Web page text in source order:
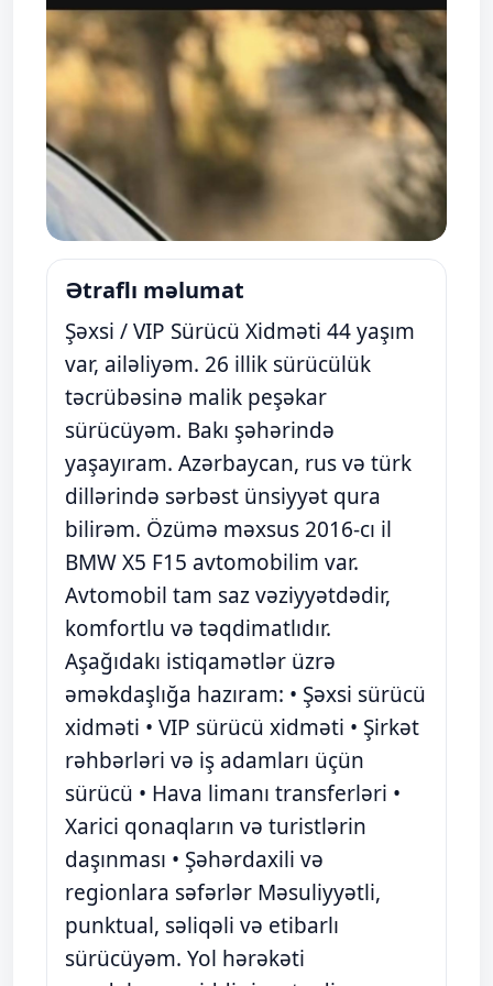
Ətraflı məlumat
Şəxsi / VIP Sürücü Xidməti 44 yaşım
var, ailəliyəm. 26 illik sürücülük
təcrübəsinə malik peşəkar
sürücüyəm. Bakı şəhərində
yaşayıram. Azərbaycan, rus və türk
dillərində sərbəst ünsiyyət qura
bilirəm. Özümə məxsus 2016-cı il
BMW X5 F15 avtomobilim var.
Avtomobil tam saz vəziyyətdədir,
komfortlu və təqdimatlıdır.
Aşağıdakı istiqamətlər üzrə
əməkdaşlığa hazıram: • Şəxsi sürücü
xidməti • VIP sürücü xidməti • Şirkət
rəhbərləri və iş adamları üçün
sürücü • Hava limanı transferləri •
Xarici qonaqların və turistlərin
daşınması • Şəhərdaxili və
regionlara səfərlər Məsuliyyətli,
punktual, səliqəli və etibarlı
sürücüyəm. Yol hərəkəti